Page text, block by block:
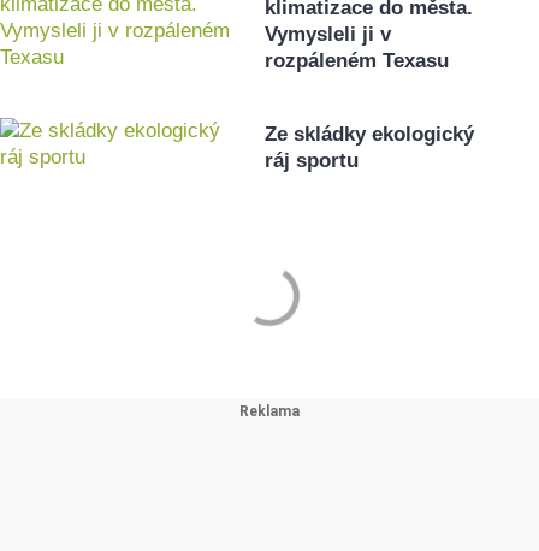
klimatizace do města.
Vymysleli ji v
rozpáleném Texasu
Ze skládky ekologický
ráj sportu